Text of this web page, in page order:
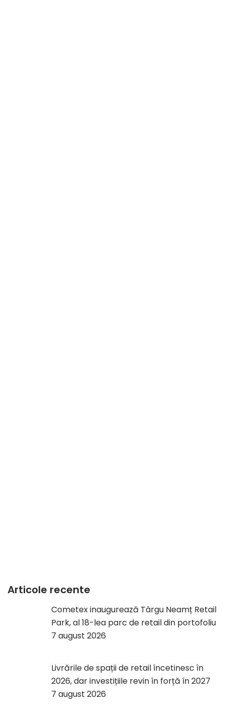
Articole recente
Cometex inaugurează Târgu Neamț Retail
Park, al 18-lea parc de retail din portofoliu
7 august 2026
Livrările de spații de retail încetinesc în
2026, dar investițiile revin în forță în 2027
7 august 2026